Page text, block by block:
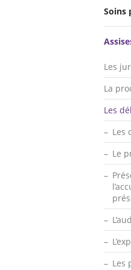
Soins
Les
La
Les
Les
Le
Les